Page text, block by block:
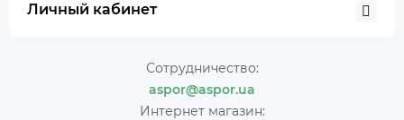
Личный кабинет
Сотрудничество:
aspor@aspor.ua
Интернет магазин: